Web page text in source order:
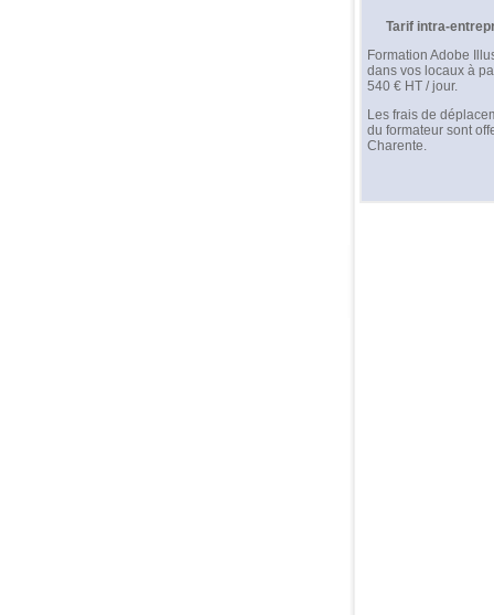
Tarif intra-
Formation Adobe
dans vos locaux à
540 € HT / jour.
Les frais de
du formateur sont
Charente.